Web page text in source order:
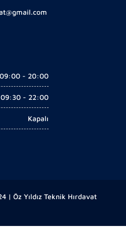
09:00 - 20:00
09:30 - 22:00
Kapalı
| Öz Yıldız Teknik Hırdavat